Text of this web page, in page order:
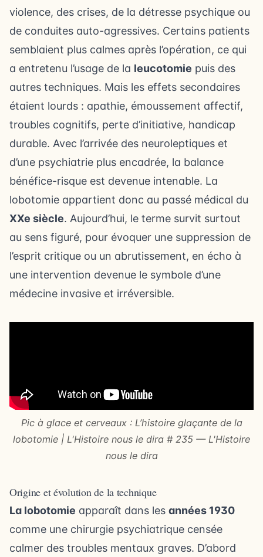
violence, des crises, de la détresse psychique ou
de conduites auto-agressives. Certains patients
semblaient plus calmes après l’opération, ce qui
a entretenu l’usage de la leucotomie puis des
autres techniques. Mais les effets secondaires
étaient lourds : apathie, émoussement affectif,
troubles cognitifs, perte d’initiative, handicap
durable. Avec l’arrivée des neuroleptiques et
d’une psychiatrie plus encadrée, la balance
bénéfice-risque est devenue intenable. La
lobotomie appartient donc au passé médical du
XXe siècle. Aujourd’hui, le terme survit surtout
au sens figuré, pour évoquer une suppression de
l’esprit critique ou un abrutissement, en écho à
une intervention devenue le symbole d’une
médecine invasive et irréversible.
Pic à glace et cerveaux : L’histoire glaçante de la
lobotomie | L'Histoire nous le dira # 235 — L'Histoire
nous le dira
Origine et évolution de la technique
La lobotomie apparaît dans les années 1930
comme une chirurgie psychiatrique censée
calmer des troubles mentaux graves. D’abord